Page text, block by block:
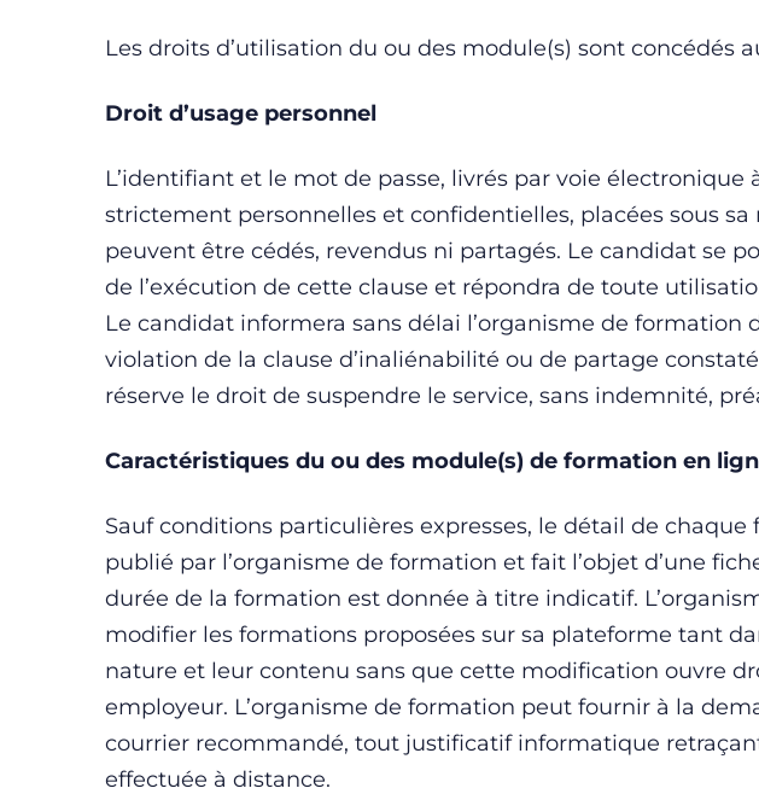
Les droits d’utilisation du ou des module(s) sont concédés
Droit d’usage personnel
L’identifiant et le mot de passe, livrés par voie électronique
strictement personnelles et confidentielles, placées sous
peuvent être cédés, revendus ni partagés. Le candidat se
de l’exécution de cette clause et répondra de toute
Le candidat informera sans délai l’organisme de formation
violation de la clause d’inaliénabilité ou de partage
réserve le droit de suspendre le service, sans indemnité,
Caractéristiques du ou des module(s) de formation en
Sauf conditions particulières expresses, le détail de
publié par l’organisme de formation et fait l’objet d’une
durée de la formation est donnée à titre indicatif.
modifier les formations proposées sur sa plateforme tant
nature et leur contenu sans que cette modification ouvre
employeur. L’organisme de formation peut fournir à la
courrier recommandé, tout justificatif informatique
effectuée à distance.